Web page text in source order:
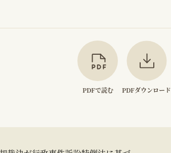
PDFで読む PDFダウンロード